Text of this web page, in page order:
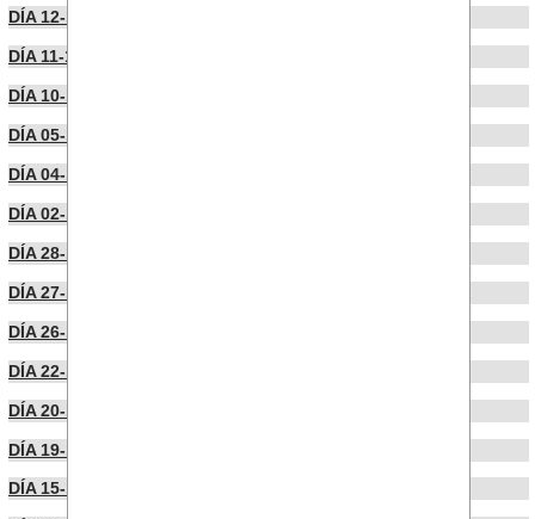
DÍA 12-12-2024
DÍA 11-12-2024
DÍA 10-12-2024
DÍA 05-12-2024
DÍA 04-12-2024
DÍA 02-12-2024
DÍA 28-11-2024
DÍA 27-11-2024
DÍA 26-11-2024
DÍA 22-11-2024
DÍA 20-11-2024
DÍA 19-11-2024
DÍA 15-11-2024